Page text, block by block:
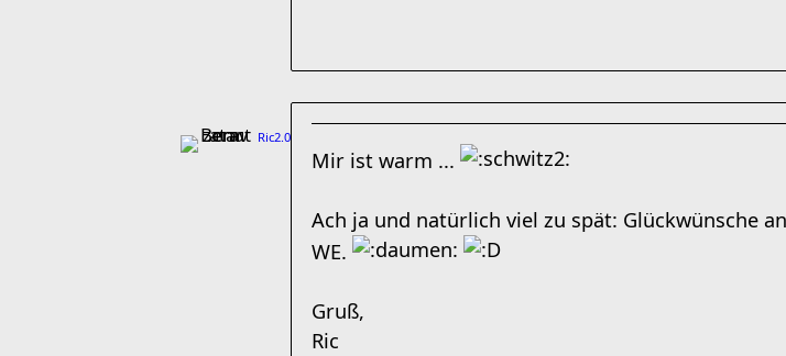
Ric2.0
Mir ist warm ...
Ach ja und natürlich viel zu spät: Glückwünsche
WE.
Gruß,
Ric